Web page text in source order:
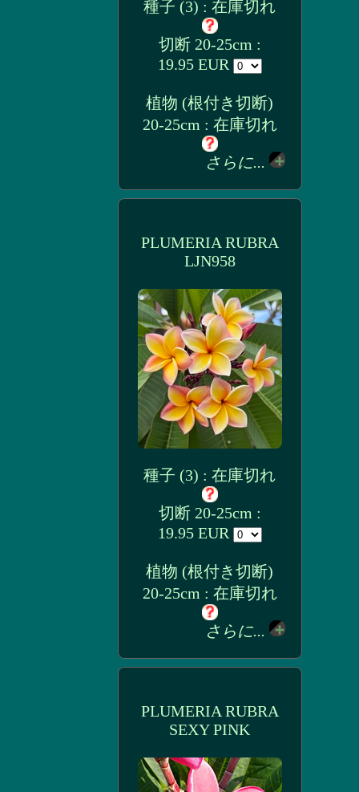
種子 (3) : 在庫切れ
切断 20-25cm :
19.95 EUR
植物 (根付き切断)
20-25cm : 在庫切れ
さらに...
PLUMERIA RUBRA
LJN958
種子 (3) : 在庫切れ
切断 20-25cm :
19.95 EUR
植物 (根付き切断)
20-25cm : 在庫切れ
さらに...
PLUMERIA RUBRA
SEXY PINK